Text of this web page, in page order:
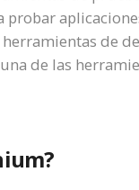
de
de las